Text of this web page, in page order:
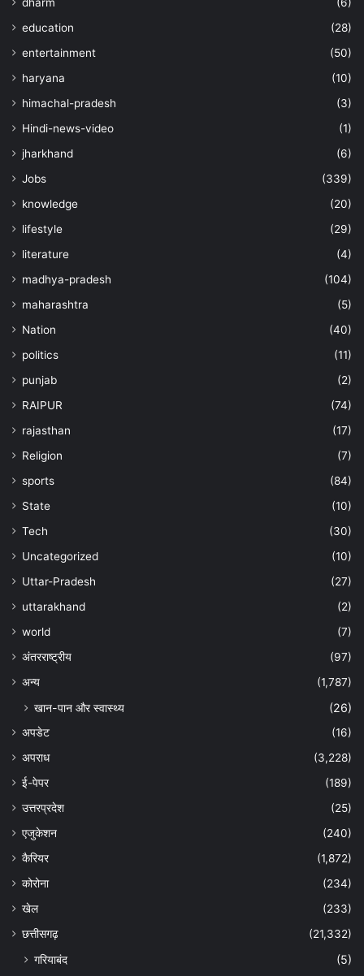
education
(28)
entertainment
(50)
haryana
(10)
himachal-pradesh
(3)
Hindi-news-video
(1)
jharkhand
(6)
Jobs
(339)
knowledge
(20)
lifestyle
(29)
literature
(4)
madhya-pradesh
(104)
maharashtra
(5)
Nation
(40)
politics
(11)
punjab
(2)
RAIPUR
(74)
rajasthan
(17)
Religion
(7)
sports
(84)
State
(10)
Tech
(30)
Uncategorized
(10)
Uttar-Pradesh
(27)
uttarakhand
(2)
world
(7)
अंतरराष्ट्रीय
(97)
अन्‍य
(1,787)
खान-पान और स्वास्थ्य (26)
अपडेट
(16)
अपराध
(3,228)
ई-पेपर
(189)
उत्तरप्रदेश
(25)
एजुकेशन
(240)
कैरियर
(1,872)
कोरोना
(234)
खेल
(233)
छत्तीसगढ़
(21,332)
गरियाबंद
(5)